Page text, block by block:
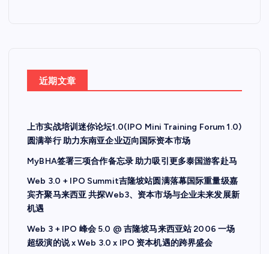
近期文章
上市实战培训迷你论坛1.0(IPO Mini Training Forum 1.0)
圆满举行 助力东南亚企业迈向国际资本市场
MyBHA签署三项合作备忘录 助力吸引更多泰国游客赴马
Web 3.0 + IPO Summit吉隆坡站圆满落幕国际重量级嘉
宾齐聚马来西亚 共探Web3、资本市场与企业未来发展新
机遇
Web 3 + IPO 峰会 5.0 @ 吉隆坡马来西亚站 2006 一场
超级演的说 x Web 3.0 x IPO 资本机遇的跨界盛会